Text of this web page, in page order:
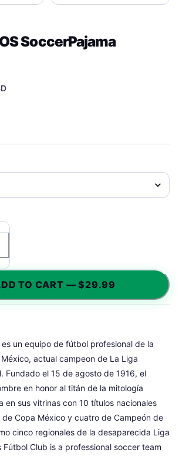
SoccerPajama
TO CART — $29.99
es un equipo de fútbol profesional de la
actual campeon de La Liga
Fundado el 15 de agosto de 1916, el
en honor al titán de la mitología
en sus vitrinas con 10 títulos nacionales
Copa México y cuatro de Campeón de
cinco regionales de la desaparecida Liga
Club is a professional soccer team